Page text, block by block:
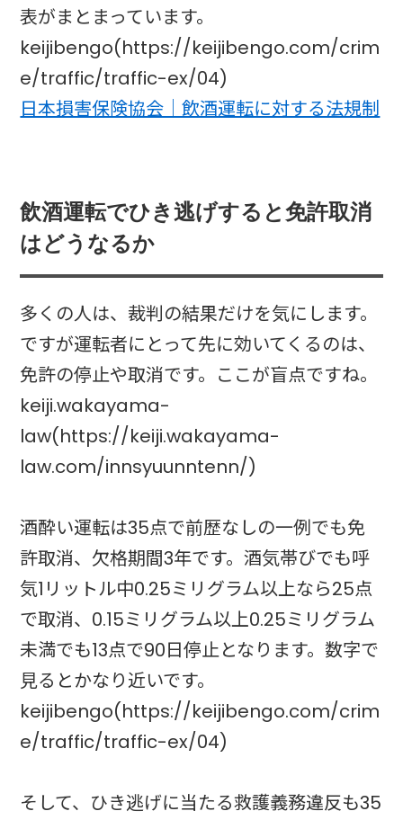
表がまとまっています。
keijibengo(https://keijibengo.com/crim
e/traffic/traffic-ex/04)
日本損害保険協会｜飲酒運転に対する法規制
飲酒運転でひき逃げすると免許取消
はどうなるか
多くの人は、裁判の結果だけを気にします。
ですが運転者にとって先に効いてくるのは、
免許の停止や取消です。ここが盲点ですね。
keiji.wakayama-
law(https://keiji.wakayama-
law.com/innsyuunntenn/)
酒酔い運転は35点で前歴なしの一例でも免
許取消、欠格期間3年です。酒気帯びでも呼
気1リットル中0.25ミリグラム以上なら25点
で取消、0.15ミリグラム以上0.25ミリグラム
未満でも13点で90日停止となります。数字で
見るとかなり近いです。
keijibengo(https://keijibengo.com/crim
e/traffic/traffic-ex/04)
そして、ひき逃げに当たる救護義務違反も35